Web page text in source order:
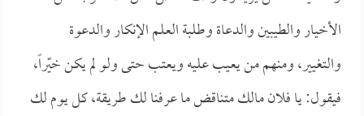
الأخيار والطيبين والدعاة وطلبة العلم الإنكار والدعوة
والتغيير، ومنهم من يعيب عليه ويعتب حتى ولو لم يكن خيّراً،
فيقول: يا فلان مالك متناقض ما عرفنا لك طريقة، كل يوم لك